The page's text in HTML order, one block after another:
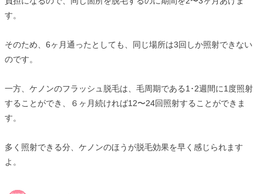
す。
そのため、6ヶ月通ったとしても、同じ場所は3回しか照射できない
のです。
一方、ケノンのフラッシュ脱毛は、毛周期である1･2週間に1度照射
することができ、６ヶ月続ければ12〜24回照射することができま
す。
多く照射できる分、ケノンのほうが脱毛効果を早く感じられます
よ。